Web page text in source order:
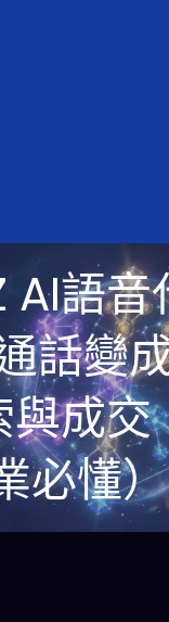
AI語音
話變
與成交
必懂）